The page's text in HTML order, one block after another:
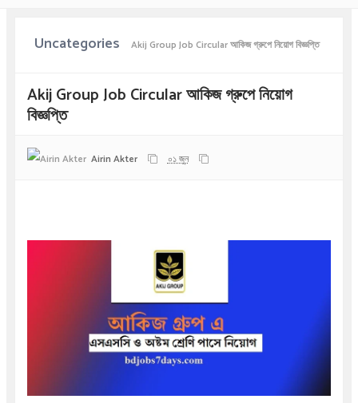
Uncategories Akij Group Job Circular আকিজ গ্রুপে নিয়োগ বিজ্ঞপ্তি
Akij Group Job Circular আকিজ গ্রুপে নিয়োগ
বিজ্ঞপ্তি
Airin Akter ০১ জুন